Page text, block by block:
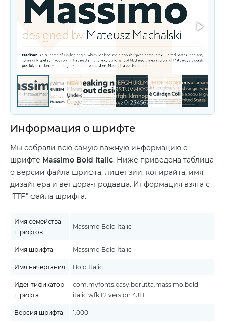
Информация о шрифте
Мы собрали всю самую важную информацию о
шрифте Massimo Bold italic. Ниже приведена таблица
о версии файла шрифта, лицензии, копирайта, имя
дизайнера и вендора-продавца. Информация взята с
"TTF" файла шрифта.
Имя семейства
шрифтов
Massimo Bold Italic
Имя шрифта Massimo Bold Italic
Имя начертания Bold Italic
Идентификатор
шрифта
com.myfonts.easy.borutta.massimo.bold-
italic.wfkit2.version.4JLF
Версия шрифта 1.000